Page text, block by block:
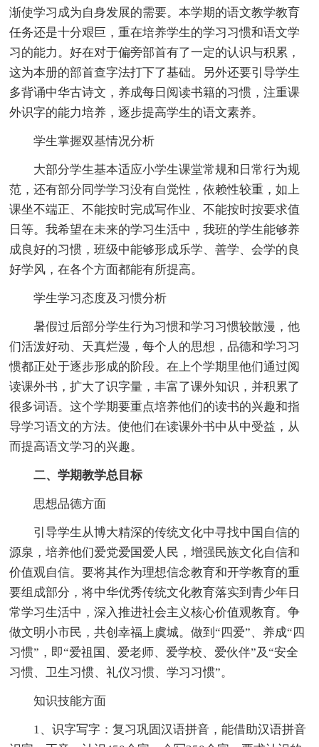
渐使学习成为自身发展的需要。本学期的语文教学教育
任务还是十分艰巨，重在培养学生的学习习惯和语文学
习的能力。好在对于偏旁部首有了一定的认识与积累，
这为本册的部首查字法打下了基础。另外还要引导学生
多背诵中华古诗文，养成每日阅读书籍的习惯，注重课
外识字的能力培养，逐步提高学生的语文素养。
学生掌握双基情况分析
大部分学生基本适应小学生课堂常规和日常行为规
范，还有部分同学学习没有自觉性，依赖性较重，如上
课坐不端正、不能按时完成写作业、不能按时按要求值
日等。我希望在未来的学习生活中，我班的学生能够养
成良好的习惯，班级中能够形成乐学、善学、会学的良
好学风，在各个方面都能有所提高。
学生学习态度及习惯分析
暑假过后部分学生行为习惯和学习习惯较散漫，他
们活泼好动、天真烂漫，每个人的思想，品德和学习习
惯都正处于逐步形成的阶段。在上个学期里他们通过阅
读课外书，扩大了识字量，丰富了课外知识，并积累了
很多词语。这个学期要重点培养他们的读书的兴趣和指
导学习语文的方法。使他们在读课外书中从中受益，从
而提高语文学习的兴趣。
二、学期教学总目标
思想品德方面
引导学生从博大精深的传统文化中寻找中国自信的
源泉，培养他们爱党爱国爱人民，增强民族文化自信和
价值观自信。要将其作为理想信念教育和开学教育的重
要组成部分，将中华优秀传统文化教育落实到青少年日
常学习生活中，深入推进社会主义核心价值观教育。争
做文明小市民，共创幸福上虞城。做到“四爱”、养成“四
习惯”，即“爱祖国、爱老师、爱学校、爱伙伴”及“安全
习惯、卫生习惯、礼仪习惯、学习习惯”。
知识技能方面
1、识字写字：复习巩固汉语拼音，能借助汉语拼音